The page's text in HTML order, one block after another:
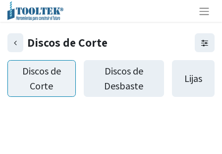
Discos de Corte
Discos de
Corte
Discos de
Desbaste
Lijas